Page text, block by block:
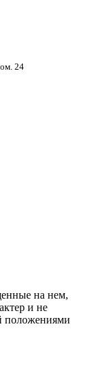
24
на нем,
и не
положениями